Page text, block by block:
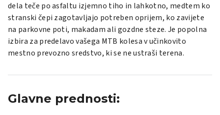
dela teče po asfaltu izjemno tiho in lahkotno, medtem ko
stranski čepi zagotavljajo potreben oprijem, ko zavijete
na parkovne poti, makadam ali gozdne steze. Je popolna
izbira za predelavo vašega MTB kolesa v učinkovito
mestno prevozno sredstvo, ki se ne ustraši terena.
Glavne prednosti: